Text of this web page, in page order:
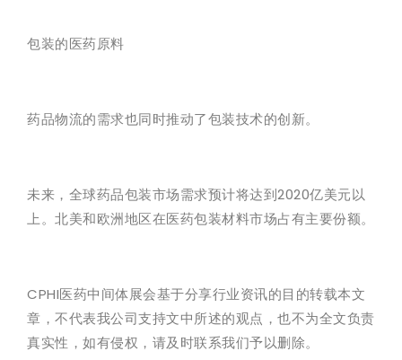
包装的医药原料
药品物流的需求也同时推动了包装技术的创新。
未来，全球药品包装市场需求预计将达到2020亿美元以
上。北美和欧洲地区在医药包装材料市场占有主要份额。
CPHI医药中间体展会基于分享行业资讯的目的转载本文
章，不代表我公司支持文中所述的观点，也不为全文负责
真实性，如有侵权，请及时联系我们予以删除。